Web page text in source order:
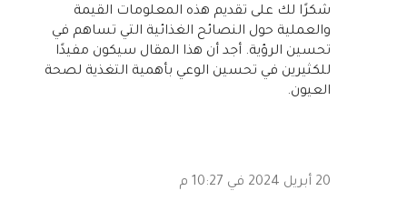
شكرًا لك على تقديم هذه المعلومات القيمة
والعملية حول النصائح الغذائية التي تساهم في
تحسين الرؤية. أجد أن هذا المقال سيكون مفيدًا
للكثيرين في تحسين الوعي بأهمية التغذية لصحة
العيون.
20 أبريل 2024 في 10:27 م